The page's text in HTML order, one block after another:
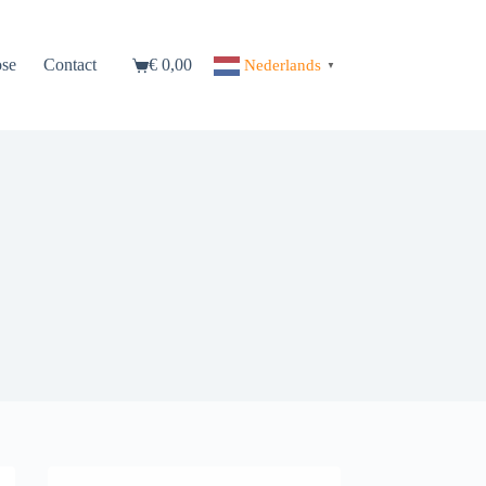
Contact Winkelwagen
€0,00 Nederlands ▼